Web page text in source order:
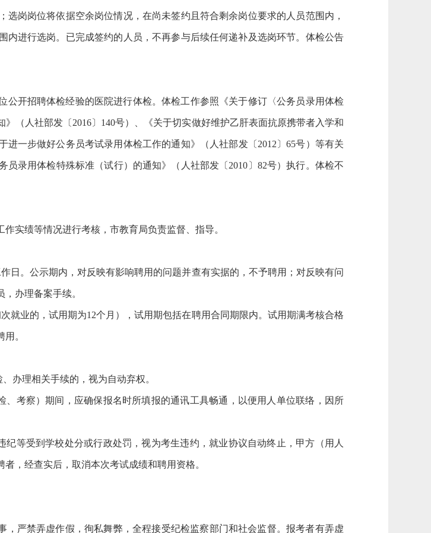
岗岗位将依据空余岗位情况，在尚未签约且符合剩余岗位要求的人员范围内，
进行选岗。已完成签约的人员，不再参与后续任何递补及选岗环节。体检公告
开招聘体检经验的医院进行体检。体检工作参照《关于修订〈公务员录用体检
（人社部发〔2016〕140号）、《关于切实做好维护乙肝表面抗原携带者入学和
一步做好公务员考试录用体检工作的通知》（人社部发〔2012〕65号）等有关
录用体检特殊标准（试行）的通知》（人社部发〔2010〕82号）执行。体检不
实绩等情况进行考核，市教育局负责监督、指导。
日。公示期内，对反映有影响聘用的问题并查有实据的，不予聘用；对反映有问
办理备案手续。
就业的，试用期为12个月），试用期包括在聘用合同期限内。试用期满考核合格
。
办理相关手续的，视为自动弃权。
考察）期间，应确保报名时所填报的通讯工具畅通，以便用人单位联络，因所
等受到学校处分或行政处罚，视为考生违约，就业协议自动终止，甲方（用人
，经查实后，取消本次考试成绩和聘用资格。
，严禁弄虚作假，徇私舞弊，全程接受纪检监察部门和社会监督。报考者有弄虚